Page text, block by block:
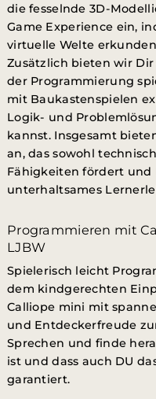
die fesselnde 3D-
Game Experience ein,
virtuelle Welte
Zusätzlich bieten wir
der Programmierung
mit Baukastenspielen
Logik- und
kannst. Insgesamt
an, das sowohl
Fähigkeiten fördert
unterhaltsames
Programmieren mit
LJBW
Spielerisch leicht
dem kindgerechten
Calliope mini mit
und Entdeckerfreude
Sprechen und finde
ist und dass auch DU
garantiert.